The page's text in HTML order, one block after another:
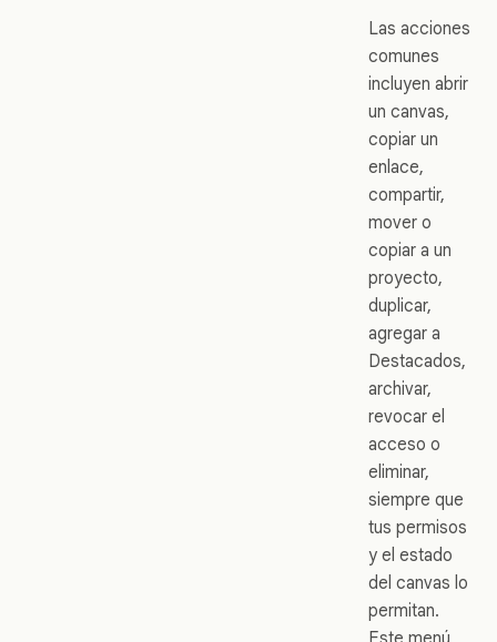
Las acciones
comunes
incluyen abrir
un canvas,
copiar un
enlace,
compartir,
mover o
copiar a un
proyecto,
duplicar,
agregar a
Destacados,
archivar,
revocar el
acceso o
eliminar,
siempre que
tus permisos
y el estado
del canvas lo
permitan.